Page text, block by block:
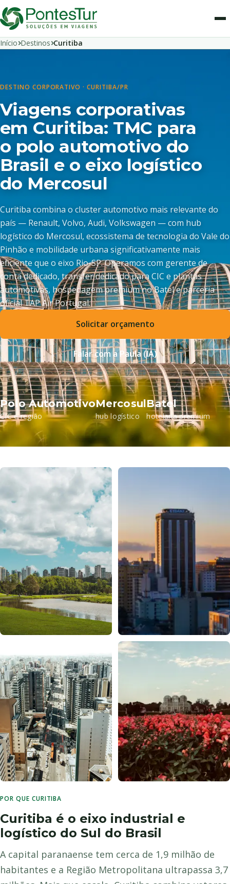
Início Destinos Curitiba
DESTINO CORPORATIVO · CURITIBA/PR
Viagens corporativas
em Curitiba: TMC para
o polo automotivo do
Brasil e o eixo logístico
do Mercosul
Curitiba combina o cluster automotivo mais relevante do
país — Renault, Volvo, Audi, Volkswagen — com hub
logístico do Mercosul, ecossistema de tecnologia do Vale do
Pinhão e mobilidade urbana significativamente mais
eficiente que o eixo Rio-SP. Operamos com gerente de
conta dedicado, transfer dedicado para CIC e plantas
automotivas, hospedagem premium no Batel e parceria
oficial TAP Air Portugal.
Solicitar orçamento
Falar com a Paula (IA)
Polo Automotivo
CIC e região
Mercosul
hub logístico
Batel
hotelaria premium
SKYLINE BATEL
CENTRO CORPORATIVO
POR QUE CURITIBA
Curitiba é o eixo industrial e
logístico do Sul do Brasil
A capital paranaense tem cerca de 1,9 milhão de
habitantes e a Região Metropolitana ultrapassa 3,7